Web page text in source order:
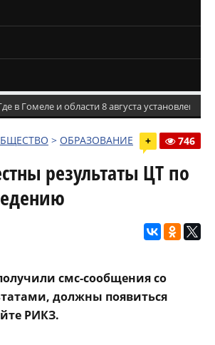
в Гомеле и области 8 августа установлены
> ОБРАЗОВАНИЕ + 746
результаты ЦТ по
смс-сообщения со
должны появиться
РИКЗ.